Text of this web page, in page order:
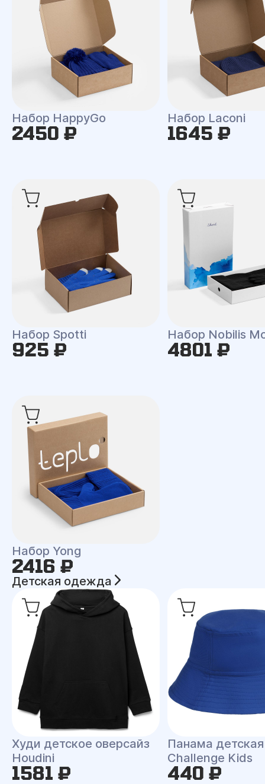
Набор HappyGo
2450 ₽
Набор Laconi
1645 ₽
Набор Spotti
925 ₽
Набор Nobilis
4801 ₽
Набор Yong
2416 ₽
Детская одежда
Худи детское оверсайз
Houdini
1581 ₽
Панама детская
Challenge Kids
440 ₽